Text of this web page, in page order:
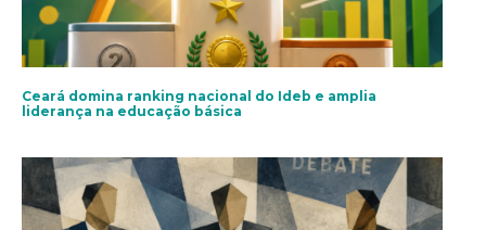
Ceará domina ranking nacional do Ideb e amplia
liderança na educação básica